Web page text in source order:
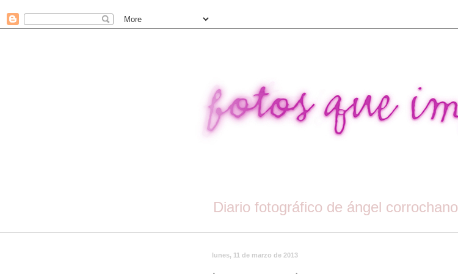
Diario fotográfico de ángel corrochano
lunes, 11 de marzo de 2013